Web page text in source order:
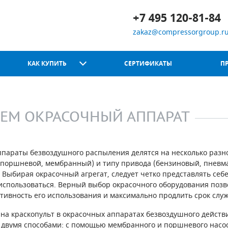
+7 495 120-81-84
КАК КУПИТЬ СЕРТИФИКАТЫ
ОКРАСОЧНЫЙ АППАРАТ
безвоздушного распыления делятся на несколько
мембранный) и типу привода (бензиновый,
окрасочный агрегат, следует четко представлять
Верный выбор окрасочного оборудования
его использования и максимально продлить срок
краскопульт в окрасочных аппаратах безвоздушного
двумя способами: с помощью мембранного и поршневого